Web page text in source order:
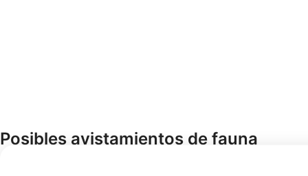
Posibles avistamientos de fauna